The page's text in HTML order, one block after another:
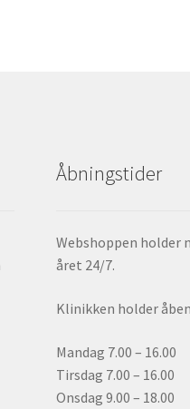
Åbningstider
Webshoppen holder
året 24/7.
Klinikken holder
Mandag 7.00 – 16.00
Tirsdag 7.00 – 16.00
Onsdag 9.00 – 18.00